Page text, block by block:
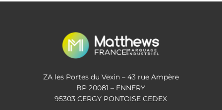
ZA les Portes du Vexin – 43 rue Ampère
BP 20081 – ENNERY
95303 CERGY PONTOISE CEDEX